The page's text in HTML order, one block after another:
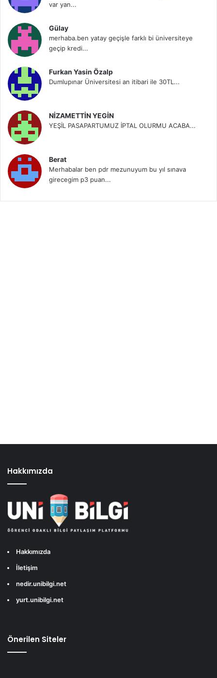
var yan...
Gülay
merhaba.ben yatay geçişle farklı bi üniversiteye
geçip kredi...
Furkan Yasin Özalp
Dumlupınar Üniversitesi an itibari ile 30TL...
NİZAMETTİN YEGİN
YEŞİL PASAPARTUMUZ İPTAL OLURMU ACABA...
Berat
Merhabalar ben pdr mezunuyum bu yıl sınava
girecegim p3 puan...
Hakkımızda
Hakkımızda
İletişim
nedir.unibilgi.net
yurt.unibilgi.net
Önerilen Siteler